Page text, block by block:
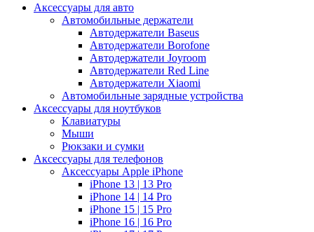
Аксессуары для авто
Автомобильные держатели
Автодержатели Baseus
Автодержатели Borofone
Автодержатели Joyroom
Автодержатели Red Line
Автодержатели Xiaomi
Автомобильные зарядные устройства
Аксессуары для ноутбуков
Клавиатуры
Мыши
Рюкзаки и сумки
Аксессуары для телефонов
Аксессуары Apple iPhone
iPhone 13 | 13 Pro
iPhone 14 | 14 Pro
iPhone 15 | 15 Pro
iPhone 16 | 16 Pro